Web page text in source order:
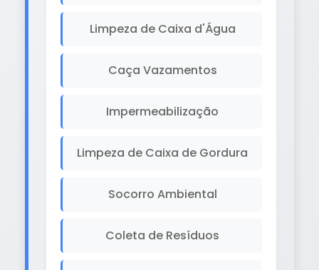
Limpeza de Caixa d'Água
Caça Vazamentos
Impermeabilização
Limpeza de Caixa de Gordura
Socorro Ambiental
Coleta de Resíduos